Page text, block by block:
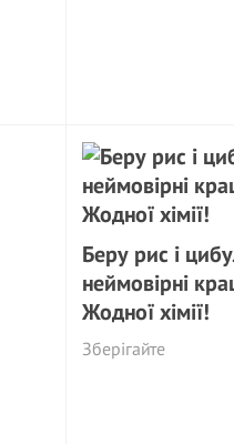
Беру рис і
неймовірні
Жодної хімії!
Зберігайте